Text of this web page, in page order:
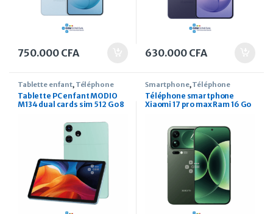
750.000 CFA 630.000 CFA
Tablette enfant, Téléphone
Tablette PC enfant MODIO
M134 dual cards sim 512 Go 8
Smartphone, Téléphone
Téléphone smartphone
Xiaomi 17 pro max Ram 16 Go